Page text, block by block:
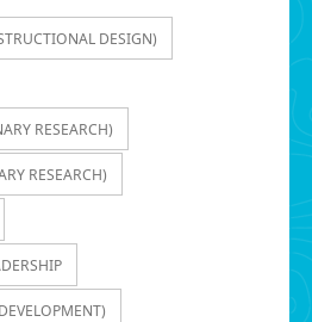
DESIGN)
RESEARCH)
RESEARCH)